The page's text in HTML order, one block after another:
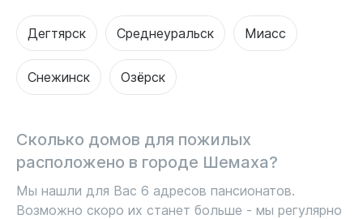
Дегтярск Среднеуральск Миасс
Снежинск Озёрск
Сколько домов для пожилых
расположено в городе Шемаха?
Мы нашли для Вас 6 адресов пансионатов.
Возможно скоро их станет больше - мы регулярно